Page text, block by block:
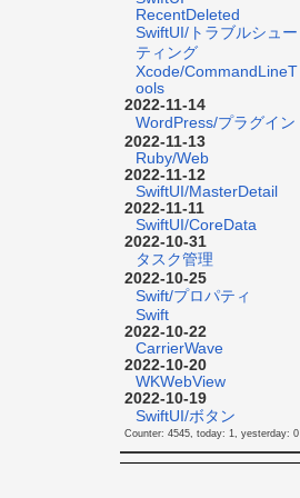
RecentDeleted
SwiftUI/トラブルシュー
ティング
Xcode/CommandLineT
ools
2022-11-14
WordPress/プラグイン
2022-11-13
Ruby/Web
2022-11-12
SwiftUI/MasterDetail
2022-11-11
SwiftUI/CoreData
2022-10-31
タスク管理
2022-10-25
Swift/プロパティ
Swift
2022-10-22
CarrierWave
2022-10-20
WKWebView
2022-10-19
SwiftUI/ボタン
Counter: 4545, today: 1, yesterday: 0